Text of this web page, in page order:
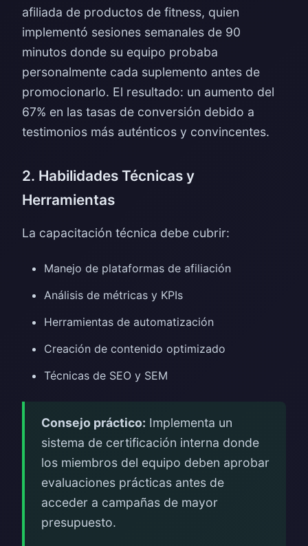
afiliada de productos de fitness, quien
implementó sesiones semanales de 90
minutos donde su equipo probaba
personalmente cada suplemento antes de
promocionarlo. El resultado: un aumento del
67% en las tasas de conversión debido a
testimonios más auténticos y convincentes.
2. Habilidades Técnicas y
Herramientas
La capacitación técnica debe cubrir:
Manejo de plataformas de afiliación
Análisis de métricas y KPIs
Herramientas de automatización
Creación de contenido optimizado
Técnicas de SEO y SEM
Consejo práctico: Implementa un
sistema de certificación interna donde
los miembros del equipo deben aprobar
evaluaciones prácticas antes de
acceder a campañas de mayor
presupuesto.